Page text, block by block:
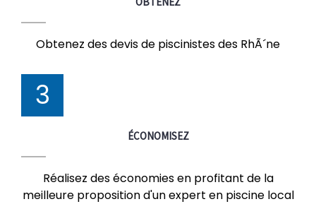
Obtenez des devis de piscinistes des RhÃ´ne
3
ÉCONOMISEZ
Réalisez des économies en profitant de la
meilleure proposition d'un expert en piscine local